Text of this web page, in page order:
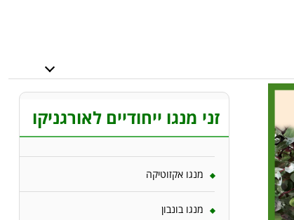
זני מנגו ייחודיים לאורגניקו
מנגו אקזוטיקה
מנגו בונבון